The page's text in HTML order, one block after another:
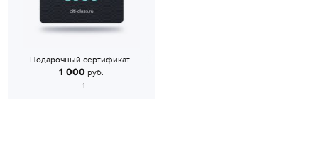
Подарочный сертификат
1 000 руб.
1